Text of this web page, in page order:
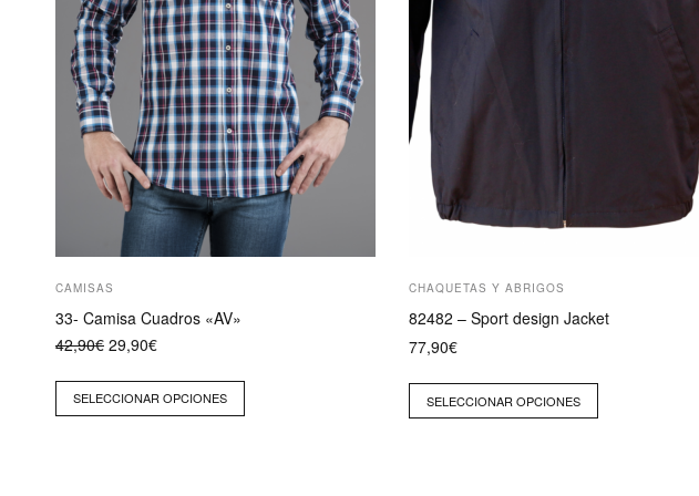
CAMISAS
33- Camisa Cuadros «AV»
42,90€ El
precio
era:
42,90€.
29,90€El
es:
29,90€.
SELECCIONAR OPCIONES
página
producto
CHAQUETAS Y ABRIGOS
82482 – Sport design Jacket
77,90€
SELECCIONAR OPCIONES
la
página
de
producto